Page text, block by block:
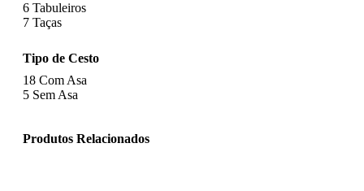
6 Tabuleiros
7 Taças
Tipo de Cesto
18 Com Asa
5 Sem Asa
Produtos Relacionados